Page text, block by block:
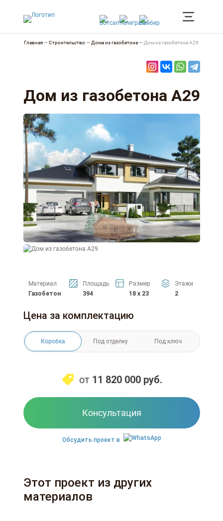
Главная—Строительство— Дома из газобетона— Дом из газобетона А29
Дом из газобетона А29
Материал
Газобетон
Площадь
394
Размер
18 x 23
Этажи
2
Цена за комплектацию
Коробка Под отделку Под ключ
от 11 820 000руб.
Консультация
Обсудить проект в
Этот проект из других
материалов